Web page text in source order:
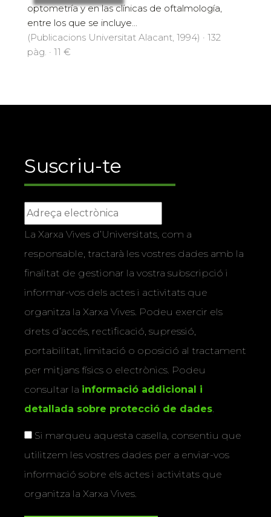
optometría y en las clínicas de oftalmología,
entre los que se incluye...
(Publicacions Universitat Alacant, 1994) · 132
pàg. · 11 €
Suscriu-te
La Xarxa Vives d’Universitats, com a
responsable, tractarà les vostres dades amb la
finalitat de gestionar la vostra subscripció i
informar-vos dels actes i activitats que
organitza la Xarxa Vives. Podeu exercir els
drets d’accés, rectificació, supressió,
portabilitat, limitació o oposició al tractament
per mitjans físics o electrònics. Podeu
consultar la informació addicional i
detallada sobre protecció de dades
Si marqueu aquesta casella, consentiu que
utilitzem les vostres dades per a enviar-vos
informació sobre els actes i activitats que
organitza la Xarxa Vives.